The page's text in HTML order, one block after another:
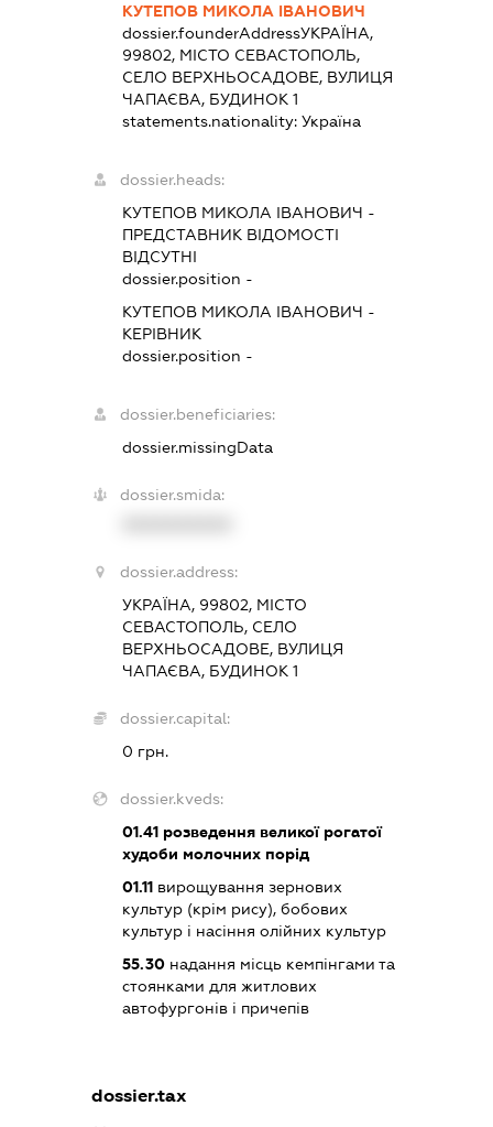
КУТЕПОВ МИКОЛА ІВАНОВИЧ
dossier.founderAddressУКРАЇНА,
99802, МІСТО СЕВАСТОПОЛЬ,
СЕЛО ВЕРХНЬОСАДОВЕ, ВУЛИЦЯ
ЧАПАЄВА, БУДИНОК 1
statements.nationality: Україна
dossier.heads:
КУТЕПОВ МИКОЛА ІВАНОВИЧ -
ПРЕДСТАВНИК ВІДОМОСТІ
ВІДСУТНІ
dossier.position -
КУТЕПОВ МИКОЛА ІВАНОВИЧ -
КЕРІВНИК
dossier.position -
dossier.beneficiaries:
dossier.missingData
dossier.smida:
dossier.address:
УКРАЇНА, 99802, МІСТО
СЕВАСТОПОЛЬ, СЕЛО
ВЕРХНЬОСАДОВЕ, ВУЛИЦЯ
ЧАПАЄВА, БУДИНОК 1
dossier.capital:
0 грн.
dossier.kveds:
01.41розведення великої рогатої
худоби молочних порід
01.11вирощування зернових
культур (крім рису), бобових
культур і насіння олійних культур
55.30надання місць кемпінгами та
стоянками для житлових
автофургонів і причепів
dossier.tax